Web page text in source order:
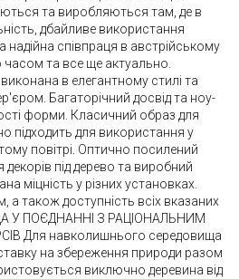
та виробляються там, де в
дбайливе використання
надійна співпраця в австрійському
та все ще актуально.
в елегантному стилі та
Багаторічний досвід та ноу-
форми. Класичний образ для
підходить для використання у
повітрі. Оптично посилений
декорів під дерево та виробний
міцність у різних установках.
а також доступність всіх вказаних
У ПОЄДНАННІ З РАЦІОНАЛЬНИМ
Для навколишнього середовища
на збереження природи разом
виключно деревина від